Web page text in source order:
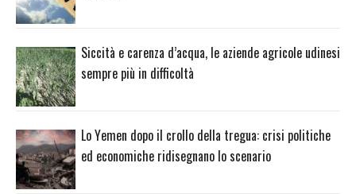
Siccità e carenza d’acqua, le aziende agricole udinesi
sempre più in difficoltà
Lo Yemen dopo il crollo della tregua: crisi politiche
ed economiche ridisegnano lo scenario